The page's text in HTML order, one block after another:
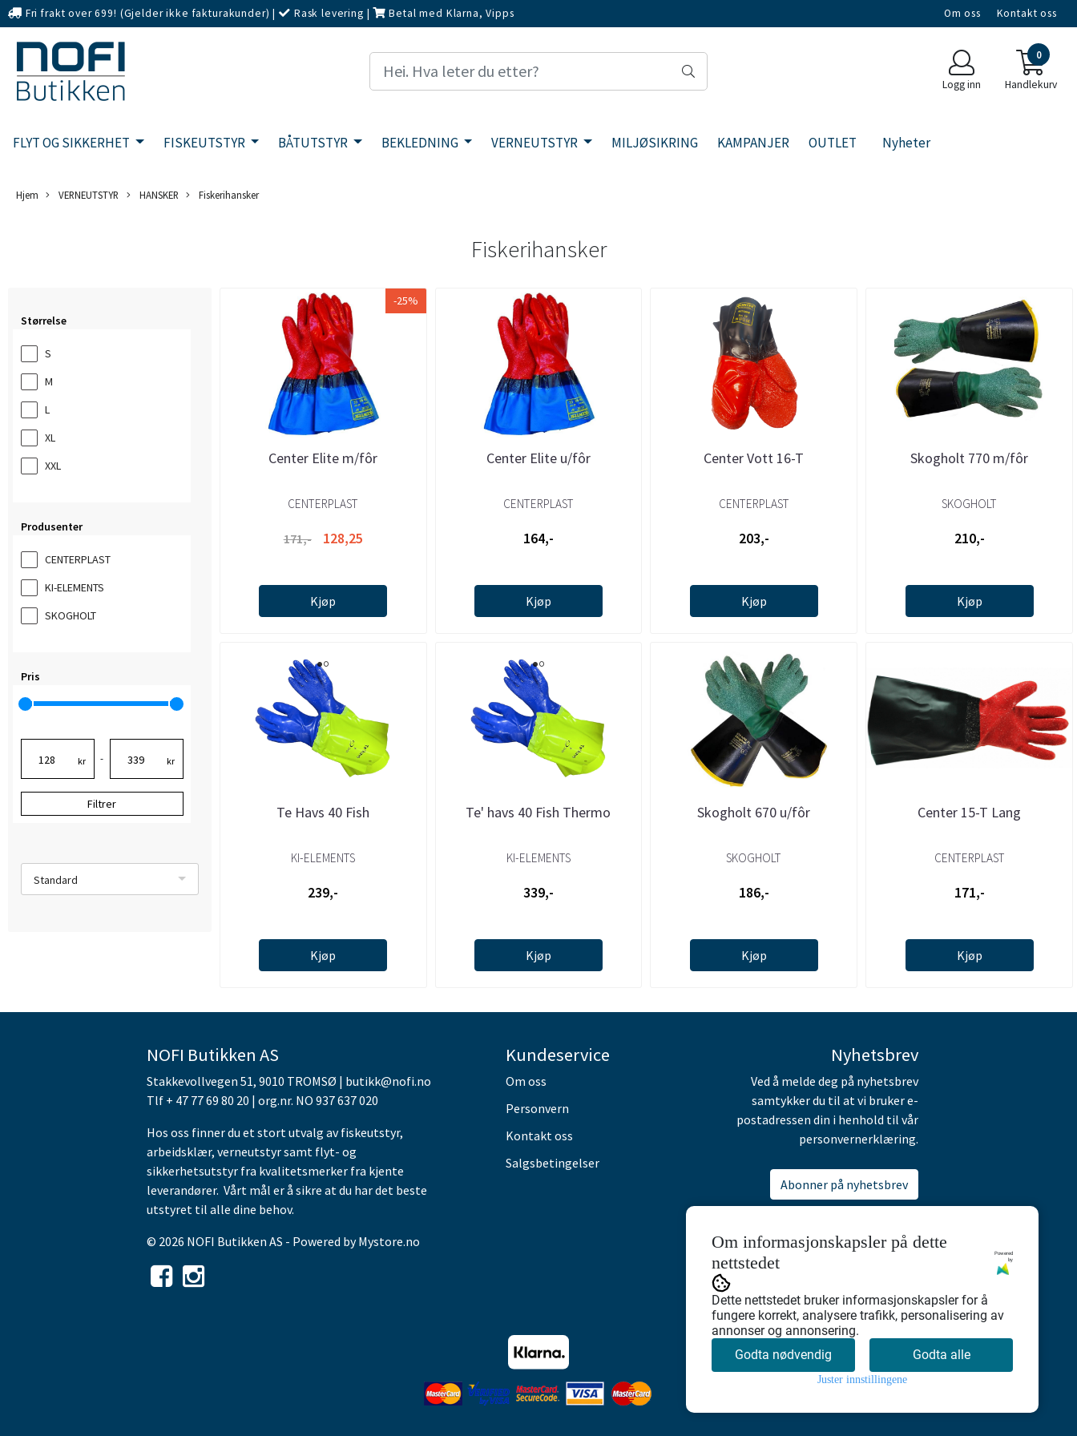
Fri frakt over 699! (Gjelder ikke fakturakunder) | Rask levering |
Betal med Klarna, Vipps
Om oss Kontakt oss
Logg inn
0
Handlekurv
FLYT OG SIKKERHET FISKEUTSTYR BÅTUTSTYR BEKLEDNING VERNEUTSTYR MILJØSIKRING KAMPANJER OUTLET Nyheter
Hjem VERNEUTSTYR HANSKER Fiskerihansker
Fiskerihansker
Størrelse
S
M
L
XL
XXL
Produsenter
CENTERPLAST
KI-ELEMENTS
SKOGHOLT
Pris
kr - kr
Filtrer
Standard
-25%
Center Elite m/fôr
CENTERPLAST
171,- 128,25
Kjøp
Center Elite u/fôr
CENTERPLAST
164,-
Kjøp
Center Vott 16-T
CENTERPLAST
203,-
Kjøp
Skogholt 770 m/fôr
SKOGHOLT
210,-
Kjøp
Te Havs 40 Fish
KI-ELEMENTS
239,-
Kjøp
Te' havs 40 Fish Thermo
KI-ELEMENTS
339,-
Kjøp
Skogholt 670 u/fôr
SKOGHOLT
186,-
Kjøp
Center 15-T Lang
CENTERPLAST
171,-
Kjøp
NOFI Butikken AS
Stakkevollvegen 51, 9010 TROMSØ | butikk@nofi.no
Tlf + 47 77 69 80 20 | org.nr. NO 937 637 020
Hos oss finner du et stort utvalg av fiskeutstyr,
arbeidsklær, verneutstyr samt flyt- og
sikkerhetsutstyr fra kvalitetsmerker fra kjente
leverandører. Vårt mål er å sikre at du har det beste
utstyret til alle dine behov.
© 2026 NOFI Butikken AS - Powered byMystore.no
Kundeservice
Om oss
Personvern
Kontakt oss
Salgsbetingelser
Nyhetsbrev
Ved å melde deg på nyhetsbrev
samtykker du til at vi bruker e-
postadressen din i henhold til vår
personvernerklæring.
Abonner på nyhetsbrev
Om informasjonskapsler på dette
nettstedet
Powered
by
Dette nettstedet bruker informasjonskapsler for å
fungere korrekt, analysere trafikk, personalisering av
annonser og annonsering.
Godta nødvendig
Godta alle
Juster innstillingene